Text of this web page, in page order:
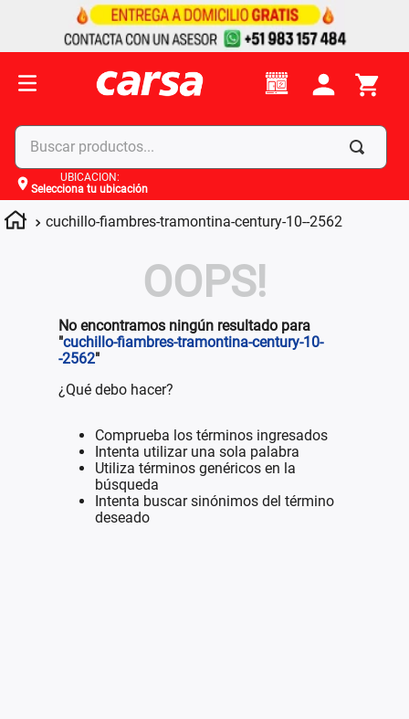
Buscar productos...
UBICACIÓN:
Selecciona tu ubicación
cuchillo-fiambres-tramontina-century-10--2562
OOPS!
No encontramos ningún resultado para
"cuchillo-fiambres-tramontina-century-10-
-2562"
¿Qué debo hacer?
Comprueba los términos ingresados
Intenta utilizar una sola palabra
Utiliza términos genéricos en la
búsqueda
Intenta buscar sinónimos del término
deseado
Términos más buscados
1.
celulares
apple